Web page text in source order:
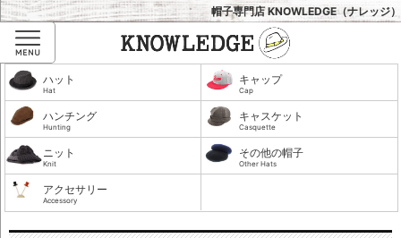
Menu
帽子専門店 KNOWLEDGE（ナレッジ）
ハット
Hat
キャップ
Cap
ハンチング
Hunting
キャスケット
Casquette
ニット
Knit
その他の帽子
Other Hats
アクセサリー
Accessory